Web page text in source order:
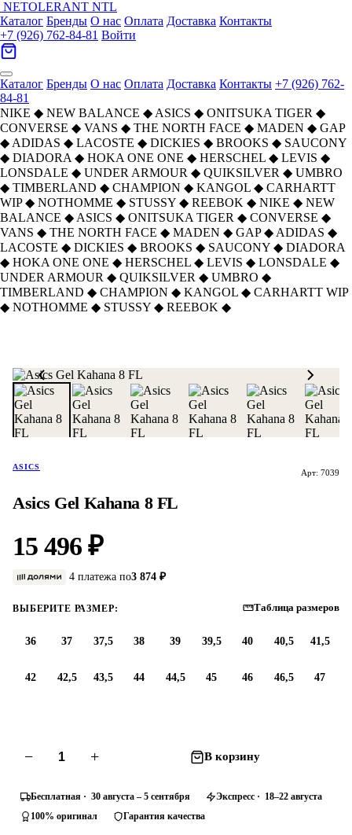
NETOLERANT NTL
Каталог Бренды О нас Оплата Доставка Контакты
+7 (926) 762-84-81 Войти
Каталог Бренды О нас Оплата Доставка Контакты +7 (926) 762-
84-81
NIKE ◆ NEW BALANCE ◆ ASICS ◆ ONITSUKA TIGER ◆
CONVERSE ◆ VANS ◆ THE NORTH FACE ◆ MADEN ◆ GAP
◆ ADIDAS ◆ LACOSTE ◆ DICKIES ◆ BROOKS ◆ SAUCONY
◆ DIADORA ◆ HOKA ONE ONE ◆ HERSCHEL ◆ LEVIS ◆
LONSDALE ◆ UNDER ARMOUR ◆ QUIKSILVER ◆ UMBRO
◆ TIMBERLAND ◆ CHAMPION ◆ KANGOL ◆ CARHARTT
WIP ◆ NOTHOMME ◆ STUSSY ◆ REEBOK ◆ NIKE ◆ NEW
BALANCE ◆ ASICS ◆ ONITSUKA TIGER ◆ CONVERSE ◆
VANS ◆ THE NORTH FACE ◆ MADEN ◆ GAP ◆ ADIDAS ◆
LACOSTE ◆ DICKIES ◆ BROOKS ◆ SAUCONY ◆ DIADORA
◆ HOKA ONE ONE ◆ HERSCHEL ◆ LEVIS ◆ LONSDALE ◆
UNDER ARMOUR ◆ QUIKSILVER ◆ UMBRO ◆
TIMBERLAND ◆ CHAMPION ◆ KANGOL ◆ CARHARTT WIP
◆ NOTHOMME ◆ STUSSY ◆ REEBOK ◆
ASICS
Арт: 7039
Asics Gel Kahana 8 FL
15 496 ₽
4 платежа по3 874 ₽
ВЫБЕРИТЕ РАЗМЕР: Таблица размеров
36 37 37,5 38 39 39,5 40 40,5 41,5
42 42,5 43,5 44 44,5 45 46 46,5 47
− + В корзину
Бесплатная · 30 августа – 5 сентября
Экспресс · 18–22 августа
100% оригинал
Гарантия качества